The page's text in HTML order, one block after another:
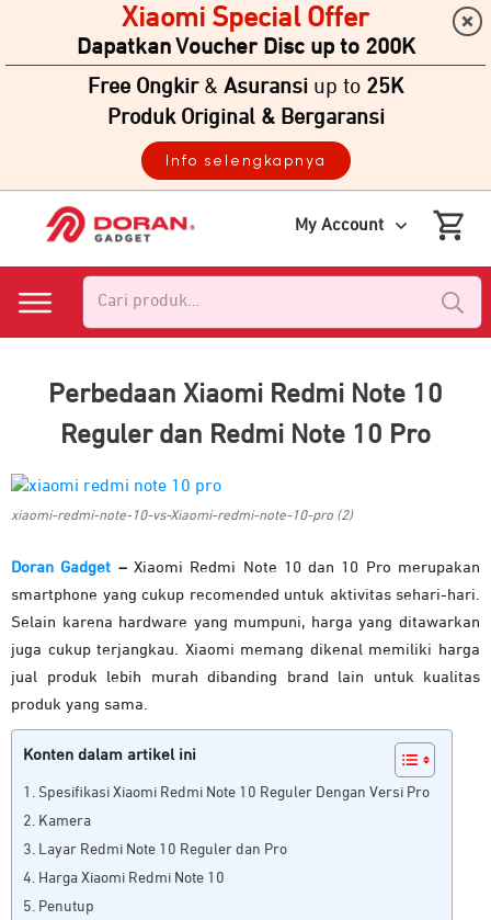
My Account
Perbedaan Xiaomi Redmi Note 10
Reguler dan Redmi Note 10 Pro
xiaomi-redmi-note-10-vs-Xiaomi-redmi-note-10-pro (2)
Doran Gadget –Xiaomi Redmi Note 10 dan 10 Pro merupakan
smartphone yang cukup recomended untuk aktivitas sehari-hari.
Selain karena hardware yang mumpuni, harga yang ditawarkan
juga cukup terjangkau. Xiaomi memang dikenal memiliki harga
jual produk lebih murah dibanding brand lain untuk kualitas
produk yang sama.
Konten dalam artikel ini
Spesifikasi Xiaomi Redmi Note 10 Reguler Dengan Versi Pro
Kamera
Layar Redmi Note 10 Reguler dan Pro
Harga Xiaomi Redmi Note 10
Penutup
Xiaomi Special Offer
Dapatkan Voucher Disc up to 200K
Free Ongkir & Asuransi up to 25K
Produk Original & Bergaransi
Info selengkapnya